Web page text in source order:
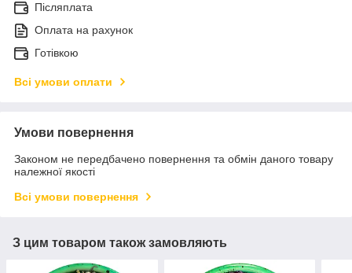
Післяплата
Оплата на рахунок
Готівкою
Всі умови оплати
Умови повернення
Законом не передбачено повернення та обмін даного товару
належної якості
Всі умови повернення
З цим товаром також замовляють